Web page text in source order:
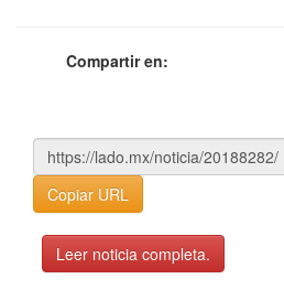
Compartir en:
Copiar URL
Leer noticia completa.